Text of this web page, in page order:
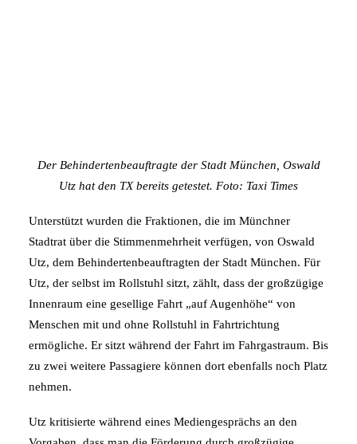
Der Behindertenbeauftragte der Stadt München, Oswald
Utz hat den TX bereits getestet. Foto: Taxi Times
Unterstützt wurden die Fraktionen, die im Münchner
Stadtrat über die Stimmenmehrheit verfügen, von Oswald
Utz, dem Behindertenbeauftragten der Stadt München. Für
Utz, der selbst im Rollstuhl sitzt, zählt, dass der großzügige
Innenraum eine gesellige Fahrt „auf Augenhöhe“ von
Menschen mit und ohne Rollstuhl in Fahrtrichtung
ermögliche. Er sitzt während der Fahrt im Fahrgastraum. Bis
zu zwei weitere Passagiere können dort ebenfalls noch Platz
nehmen.
Utz kritisierte während eines Mediengesprächs an den